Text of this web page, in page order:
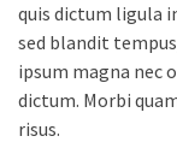
quis dictum ligula
sed blandit
ipsum magna nec
dictum. Morbi
risus.